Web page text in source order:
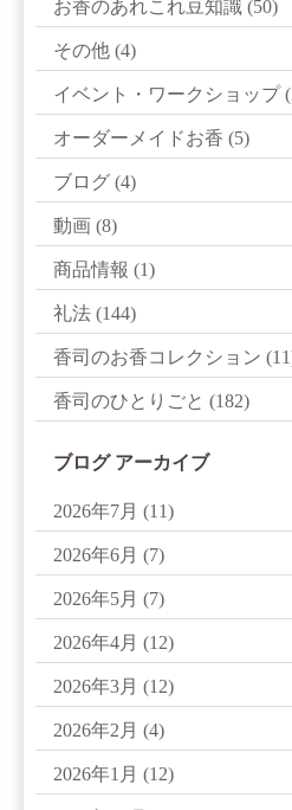
お香のあれこれ豆知識 (50)
その他 (4)
イベント・ワークショップ
オーダーメイドお香 (5)
ブログ (4)
動画 (8)
商品情報 (1)
礼法 (144)
香司のお香コレクション
香司のひとりごと (182)
ブログ アーカイブ
2026年7月 (11)
2026年6月 (7)
2026年5月 (7)
2026年4月 (12)
2026年3月 (12)
2026年2月 (4)
2026年1月 (12)